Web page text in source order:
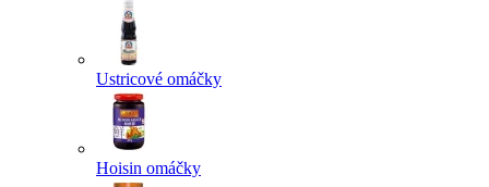
Ustricové omáčky
Hoisin omáčky